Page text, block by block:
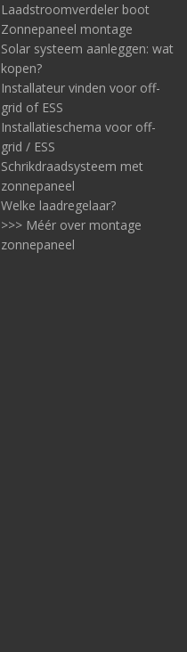
Laadstroomverdeler boot
Zonnepaneel montage
Solar systeem aanleggen: wat
kopen?
Installateur vinden voor off-
grid of ESS
Installatieschema voor off-
grid / ESS
Schrikdraadsysteem met
zonnepaneel
Welke laadregelaar?
>>> Méér over montage
zonnepaneel